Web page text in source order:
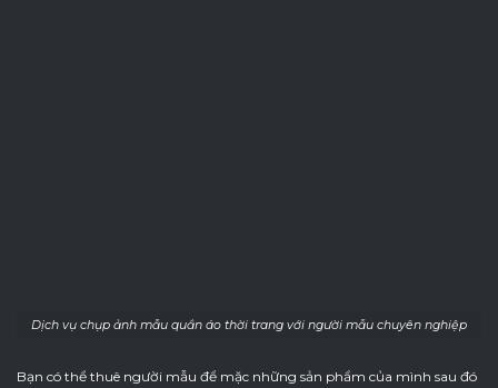
Dịch vụ chụp ảnh mẫu quần áo thời trang với người mẫu chuyên nghiệp
Bạn có thể thuê người mẫu để mặc những sản phẩm của mình sau đó